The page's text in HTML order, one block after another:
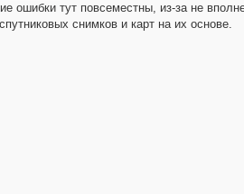
ошибки тут повсеместны, из-за не
снимков и карт на их основе.